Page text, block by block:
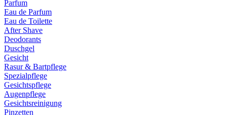
Parfum
Eau de Parfum
Eau de Toilette
After Shave
Deodorants
Duschgel
Gesicht
Rasur & Bartpflege
Spezialpflege
Gesichtspflege
Augenpflege
Gesichtsreinigung
Pinzetten